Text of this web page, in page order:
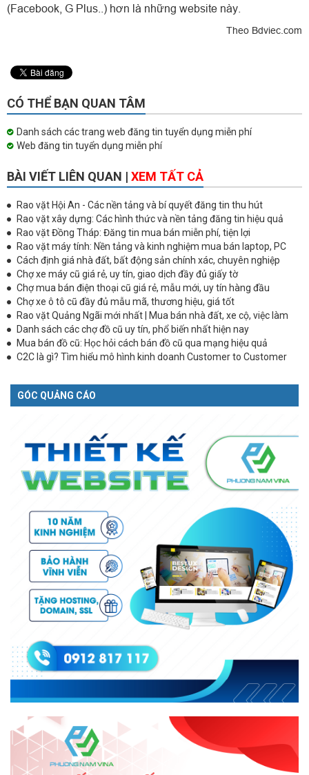
(Facebook, G Plus..) hơn là những website này.
Theo Bdviec.com
CÓ THỂ BẠN QUAN TÂM
Danh sách các trang web đăng tin tuyển dụng miễn phí
Web đăng tin tuyển dụng miễn phí
BÀI VIẾT LIÊN QUAN | XEM TẤT CẢ
Rao vặt Hội An - Các nền tảng và bí quyết đăng tin thu hút
Rao vặt xây dựng: Các hình thức và nền tảng đăng tin hiệu quả
Rao vặt Đồng Tháp: Đăng tin mua bán miễn phí, tiện lợi
Rao vặt máy tính: Nền tảng và kinh nghiệm mua bán laptop, PC
Cách định giá nhà đất, bất động sản chính xác, chuyên nghiệp
Chợ xe máy cũ giá rẻ, uy tín, giao dịch đầy đủ giấy tờ
Chợ mua bán điện thoại cũ giá rẻ, mẫu mới, uy tín hàng đầu
Chợ xe ô tô cũ đầy đủ mẫu mã, thương hiệu, giá tốt
Rao vặt Quảng Ngãi mới nhất | Mua bán nhà đất, xe cộ, việc làm
Danh sách các chợ đồ cũ uy tín, phổ biến nhất hiện nay
Mua bán đồ cũ: Học hỏi cách bán đồ cũ qua mạng hiệu quả
C2C là gì? Tìm hiểu mô hình kinh doanh Customer to Customer
GÓC QUẢNG CÁO